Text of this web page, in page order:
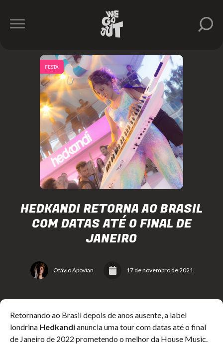
HEDKANDI RETORNA AO BRASIL
COM DATAS ATÉ O FINAL DE
JANEIRO
Otávio Apovian 17 de novembro de 2021
FESTA
Retornando ao Brasil depois de anos ausente, a label
londrina Hedkandianuncia uma tour com datas até o final
de Janeiro de 2022 prometendo o melhor da House Music.